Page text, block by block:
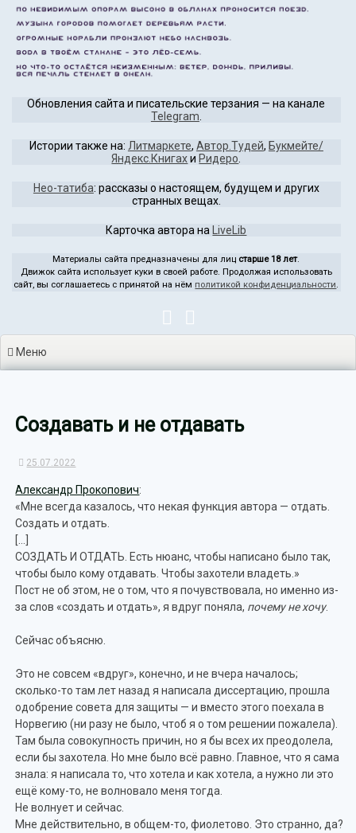
Перейти
содержимому
Обновления сайта и писательские терзания — на канале
Telegram
Истории также на: Литмаркете, Автор.Тудей, Букмейте/
Яндекс.Книгахи Ридеро
Нео-татиба: рассказы о настоящем, будущем и других
странных вещах.
Карточка автора на LiveLib
Материалы сайта предназначены для лиц старше 18 лет.
Движок сайта использует куки в своей работе. Продолжая использовать
сайт, вы соглашаетесь с принятой на нём политикой конфиденциальности.
Меню
Создавать и не отдавать
25.07.2022
Александр Прокопович:
«Мне всегда казалось, что некая функция автора — отдать.
Создать и отдать.
[…]
СОЗДАТЬ И ОТДАТЬ. Есть нюанс, чтобы написано было так,
чтобы было кому отдавать. Чтобы захотели владеть.»
Пост не об этом, не о том, что я почувствовала, но именно из-
за слов «создать и отдать», я вдруг поняла, почему не хочу.
Сейчас объясню.
Это не совсем «вдруг», конечно, и не вчера началось;
сколько-то там лет назад я написала диссертацию, прошла
одобрение совета для защиты — и вместо этого поехала в
Норвегию (ни разу не было, чтоб я о том решении пожалела).
Там была совокупность причин, но я бы всех их преодолела,
если бы захотела. Но мне было всё равно. Главное, что я сама
знала: я написала то, что хотела и как хотела, а нужно ли это
ещё кому-то, не волновало меня тогда.
Не волнует и сейчас.
Мне действительно, в общем-то, фиолетово. Это странно, да?